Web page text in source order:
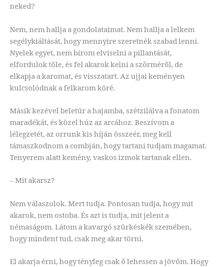
neked?
Nem, nem hallja a gondolataimat. Nem hallja a lelkem
segélykiáltását, hogy mennyire szeretnék szabad lenni.
Nyelek egyet, nem bírom elviselni a pillantását,
elfordulok tőle, és fel akarok kelni a szőrméről, de
elkapja a karomat, és visszatart. Az ujjai keményen
kulcsolódnak a felkarom köré.
Másik kezével beletúr a hajamba, szétzilálva a fonatom
maradékát, és közel húz az arcához. Beszívom a
lélegzetét, az orrunk kis híján összeér, meg kell
támaszkodnom a combján, hogy tartani tudjam magamat.
Tenyerem alatt kemény, vaskos izmok tartanak ellen.
– Mit akarsz?
Nem válaszolok. Mert tudja. Pontosan tudja, hogy mit
akarok, nem ostoba. És azt is tudja, mit jelent a
némaságom. Látom a kavargó szürkéskék szemében,
hogy mindent tud, csak meg akar törni.
El akarja érni, hogy tényleg csak ő lehessen a jövőm. Hogy